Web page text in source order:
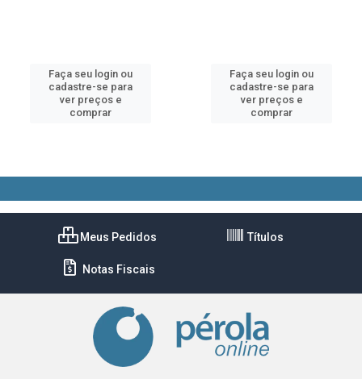
Faça seu login ou
cadastre-se para
ver preços e
comprar
Faça seu login ou
cadastre-se para
ver preços e
comprar
Meus Pedidos Títulos
Notas Fiscais